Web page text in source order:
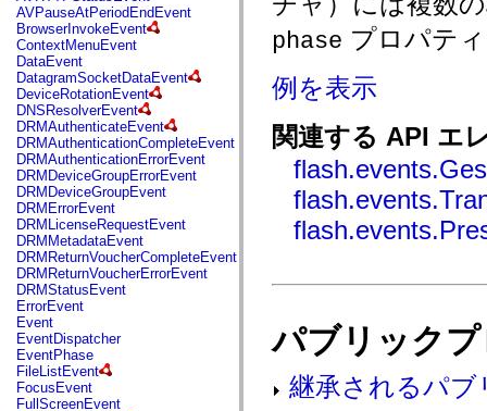
fl.text
fl.transitions
fl.transitions.easing
fl.video
flash.accessibility
flash.concurrent
flash.crypto
flash.data
flash.desktop
flash.display
flash.display3D
flash.display3D.textures
flash.errors
flash.events
flash.external
flash.filesystem
flash.filters
flash.geom
flash.globalization
flash.html
flash.media
flash.net
flash.net.dns
flash.net.drm
AVPauseAtPeriodEndEvent
BrowserInvokeEvent
ContextMenuEvent
DataEvent
DatagramSocketDataEvent
DeviceRotationEvent
DNSResolverEvent
DRMAuthenticateEvent
DRMAuthenticationCompleteEvent
DRMAuthenticationErrorEvent
DRMDeviceGroupErrorEvent
DRMDeviceGroupEvent
DRMErrorEvent
DRMLicenseRequestEvent
DRMMetadataEvent
DRMReturnVoucherCompleteEvent
DRMReturnVoucherErrorEvent
DRMStatusEvent
ErrorEvent
Event
EventDispatcher
EventPhase
FileListEvent
FocusEvent
FullScreenEvent
phase プロパテ
例を表示
関連する API エ
パブリック
継承されるパ